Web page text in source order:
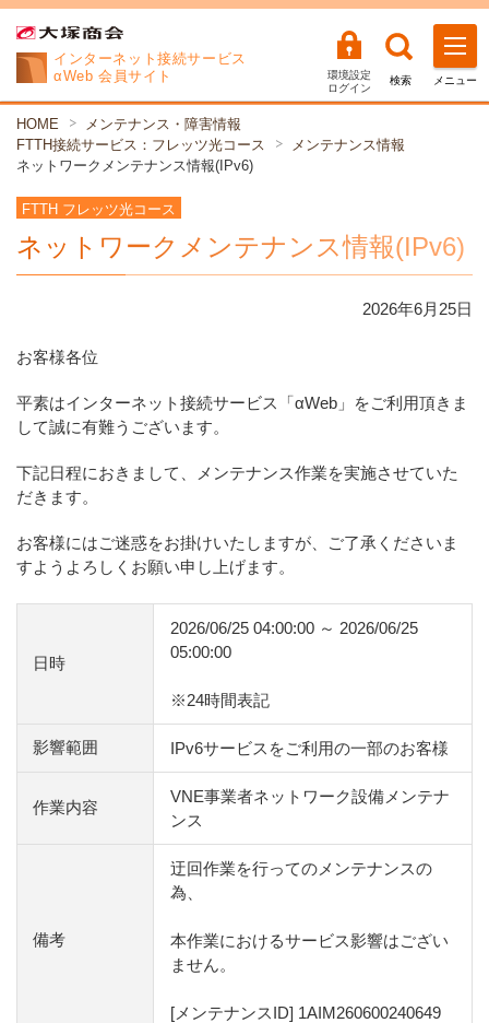
インターネット接続サービス
αWeb 会員サイト
環境設定
ログイン
検索 メニュー
HOME
メンテナンス・障害情報
FTTH接続サービス：フレッツ光コース
メンテナンス情報
ネットワークメンテナンス情報(IPv6)
FTTH フレッツ光コース
ネットワークメンテナンス情報(IPv6)
2026年6月 25日
お客様各位
平素はインターネット接続サービス「αWeb」をご利用頂きま
して誠に有難うございます。
下記日程におきまして、メンテナンス作業を実施させていた
だきます。
お客様にはご迷惑をお掛けいたしますが、ご了承くださいま
すようよろしくお願い申し上げます。
日時
2026/06/25 04:00:00 ～ 2026/06/25
05:00:00
※24時間表記
影響範囲 IPv6サービスをご利用の一部のお客様
作業内容
VNE事業者ネットワーク設備メンテナ
ンス
備考
迂回作業を行ってのメンテナンスの
為、
本作業におけるサービス影響はござい
ません。
[メンテナンスID] 1AIM260600240649